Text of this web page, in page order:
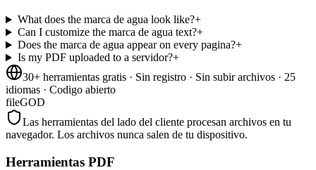
What does the marca de agua look like?+
Can I customize the marca de agua text?+
Does the marca de agua appear on every pagina?+
Is my PDF uploaded to a servidor?+
30+ herramientas gratis · Sin registro · Sin subir archivos · 25
idiomas · Codigo abierto
fileGOD
Las herramientas del lado del cliente procesan archivos en tu
navegador. Los archivos nunca salen de tu dispositivo.
Herramientas PDF